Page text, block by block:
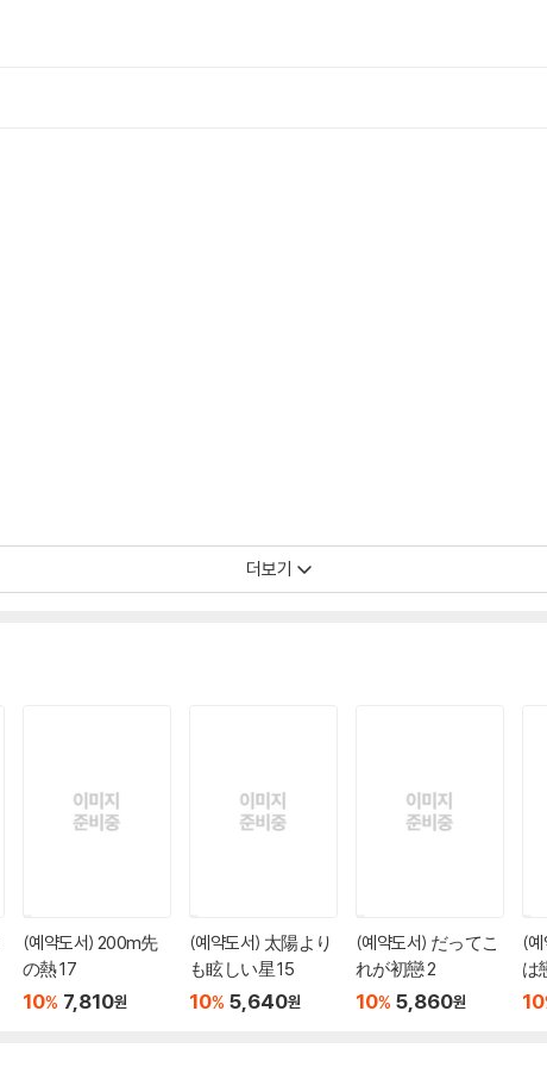
더보기
(예약도서) 200m先
の熱 17
10% 7,810원
(예약도서) 太陽より
も眩しい星 15
10% 5,640원
(예약도서) だってこ
れが初戀 2
10% 5,860원
(
は
10